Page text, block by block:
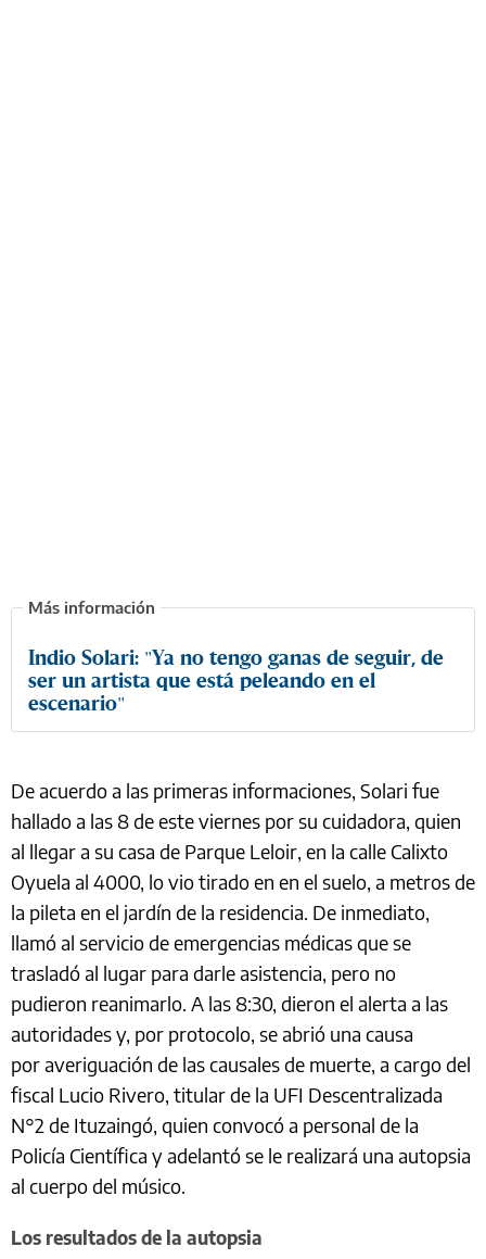
Indio Solari: "Ya no tengo ganas de seguir, de
ser un artista que está peleando en el
escenario"
De acuerdo a las primeras informaciones, Solari fue
hallado a las 8 de este viernes por su cuidadora, quien
al llegar a su casa de Parque Leloir, en la calle Calixto
Oyuela al 4000, lo vio tirado en en el suelo, a metros de
la pileta en el jardín de la residencia. De inmediato,
llamó al servicio de emergencias médicas que se
trasladó al lugar para darle asistencia, pero no
pudieron reanimarlo. A las 8:30, dieron el alerta a las
autoridades y, por protocolo, se abrió una causa
por averiguación de las causales de muerte, a cargo del
fiscal Lucio Rivero, titular de la UFI Descentralizada
N°2 de Ituzaingó, quien convocó a personal de la
Policía Científica y adelantó se le realizará una autopsia
al cuerpo del músico.
Los resultados de la autopsia